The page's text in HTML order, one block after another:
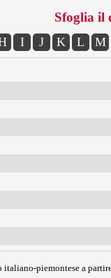
Sfoglia il
I J K L M
piemontese a